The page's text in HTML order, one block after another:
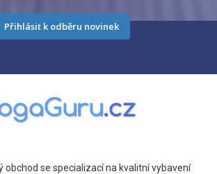
Přihlásit k odběru novinek
obchod se specializací na kvalitní vybavení